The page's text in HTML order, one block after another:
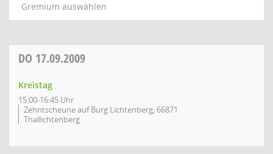
Gremium auswählen
DO 17.09.2009
Kreistag
15:00-16:45 Uhr
Zehntscheune auf Burg Lichtenberg, 66871
Thallichtenberg